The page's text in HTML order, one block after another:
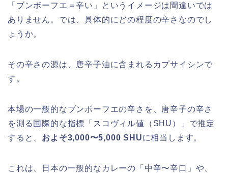
「ブンボーフエ＝辛い」というイメージは間違いでは
ありません。では、具体的にどの程度の辛さなのでし
ょうか。
その辛さの源は、唐辛子油に含まれるカプサイシンで
す。
本場の一般的なブンボーフエの辛さを、唐辛子の辛さ
を測る国際的な指標「スコヴィル値（SHU）」で推定
すると、 およそ3,000〜5,000 SHUに相当します。
これは、日本の一般的なカレーの「中辛〜辛口」や、